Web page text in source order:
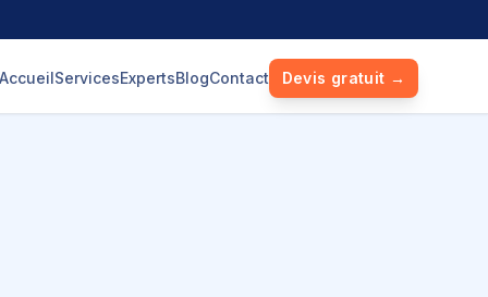
AccueilServicesExpertsBlogContact Devis gratuit →